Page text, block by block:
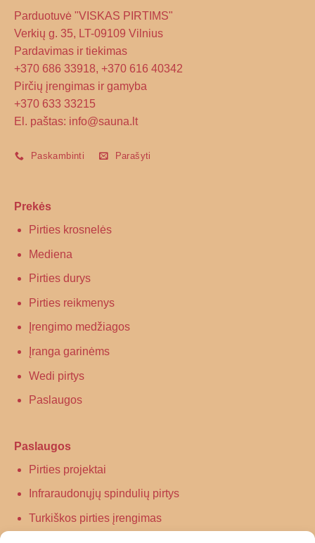
Parduotuvė "VISKAS PIRTIMS"
Verkių g. 35, LT-09109 Vilnius
Pardavimas ir tiekimas
+370 686 33918, +370 616 40342
Pirčių įrengimas ir gamyba
+370 633 33215
El. paštas: info@sauna.lt
Paskambinti Parašyti
Prekės
Pirties krosnelės
Mediena
Pirties durys
Pirties reikmenys
Įrengimo medžiagos
Įranga garinėms
Wedi pirtys
Paslaugos
Paslaugos
Pirties projektai
Infraraudonųjų spindulių pirtys
Turkiškos pirties įrengimas